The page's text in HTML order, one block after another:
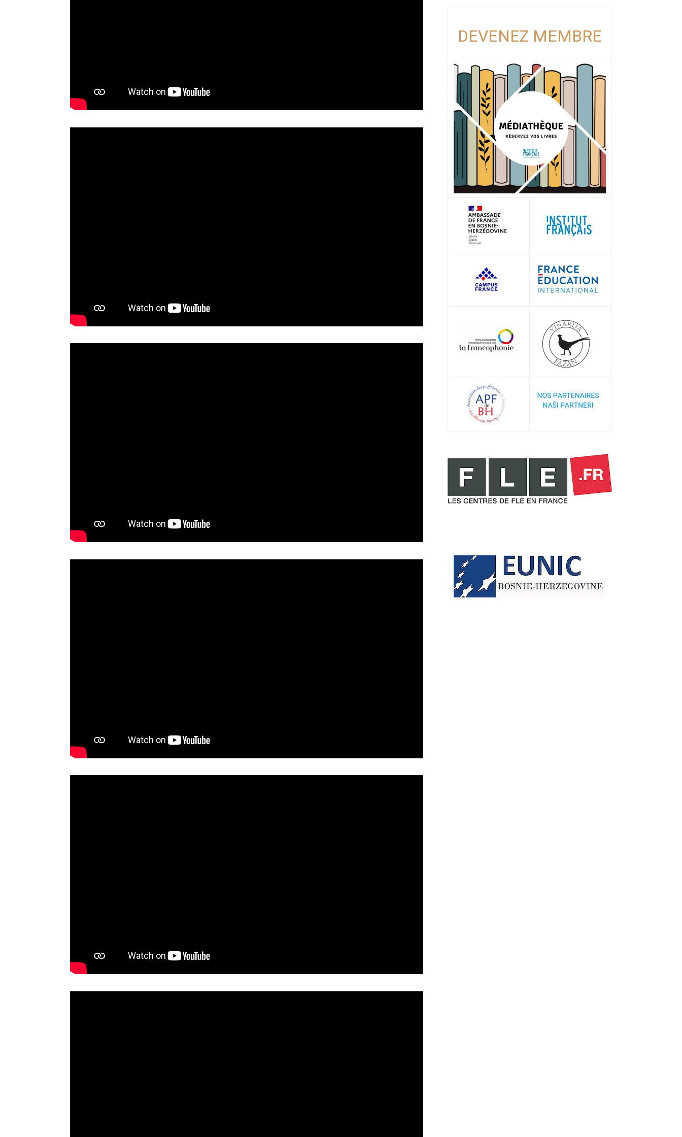
DEVENEZ MEMBRE